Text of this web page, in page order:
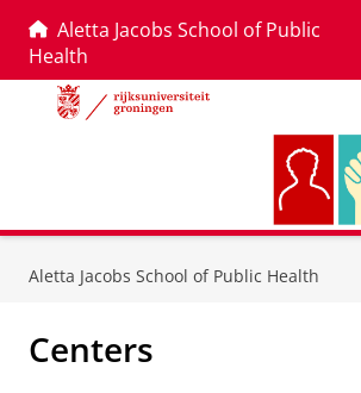
Aletta Jacobs School of Public
Health
Aletta Jacobs School of Public Health
Centers